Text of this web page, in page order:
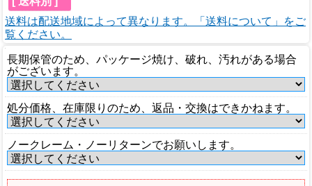
送料は配送地域によって異なります。「送料について」をご
覧ください。
長期保管のため、パッケージ焼け、破れ、汚れがある場合
がございます。
処分価格、在庫限りのため、返品・交換はできかねます。
ノークレーム・ノーリターンでお願いします。